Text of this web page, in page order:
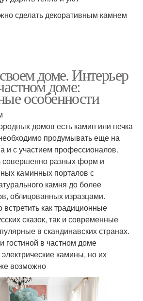
сделать декоративным камнем
доме. Интерьер
доме:
особенности
домов есть камин или печка
продумывать еще на
и с участием профессионалов.
совершенно разных форм и
каминных порталов с
камня до более
облицованных изразцами.
как традиционные
сказок, так и современные
в скандинавских странах.
в частном доме
камины, но их
возможно